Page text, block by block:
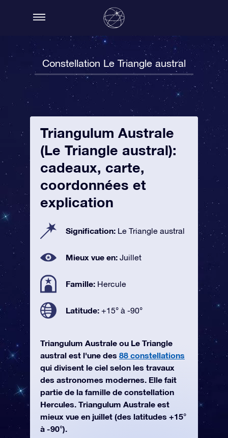
Constellation Le Triangle austral
Triangulum Australe
(Le Triangle austral):
cadeaux, carte,
coordonnées et
explication
Signification: Le Triangle austral
Mieux vue en: Juillet
Famille: Hercule
Latitude: +15° à -90°
Triangulum Australe ou Le Triangle
austral est l'une des 88 constellations
qui divisent le ciel selon les travaux
des astronomes modernes. Elle fait
partie de la famille de constellation
Hercules. Triangulum Australe est
mieux vue en juillet (des latitudes +15°
à -90°).